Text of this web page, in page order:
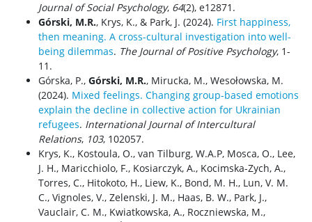
Journal of Social Psychology, 64(2), e12871.
Górski, M.R., Krys, K., & Park, J. (2024). First happiness,
then meaning. A cross-cultural investigation into well-
being dilemmas. The Journal of Positive Psychology, 1-
11.
Górska, P., Górski, M.R., Mirucka, M., Wesołowska, M.
(2024). Mixed feelings. Changing group-based emotions
explain the decline in collective action for Ukrainian
refugees. International Journal of Intercultural
Relations, 103, 102057.
Krys, K., Kostoula, O., van Tilburg, W.A.P, Mosca, O., Lee,
J. H., Maricchiolo, F., Kosiarczyk, A., Kocimska-Zych, A.,
Torres, C., Hitokoto, H., Liew, K., Bond, M. H., Lun, V. M.
C., Vignoles, V., Zelenski, J. M., Haas, B. W., Park, J.,
Vauclair, C. M., Kwiatkowska, A., Roczniewska, M.,